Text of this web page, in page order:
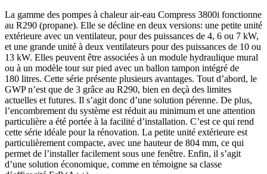
La gamme des pompes à chaleur air-eau Compress 3800i fonctionne
au R290 (propane). Elle se décline en deux versions: une petite unité
extérieure avec un ventilateur, pour des puissances de 4, 6 ou 7 kW,
et une grande unité à deux ventilateurs pour des puissances de 10 ou
13 kW. Elles peuvent être associées à un module hydraulique mural
ou à un modèle tour sur pied avec un ballon tampon intégré de
180 litres. Cette série présente plusieurs avantages. Tout d’abord, le
GWP n’est que de 3 grâce au R290, bien en deçà des limites
actuelles et futures. Il s’agit donc d’une solution pérenne. De plus,
l’encombrement du système est réduit au minimum et une attention
particulière a été portée à la facilité d’installation. C’est ce qui rend
cette série idéale pour la rénovation. La petite unité extérieure est
particulièrement compacte, avec une hauteur de 804 mm, ce qui
permet de l’installer facilement sous une fenêtre. Enfin, il s’agit
d’une solution économique, comme en témoigne sa classe